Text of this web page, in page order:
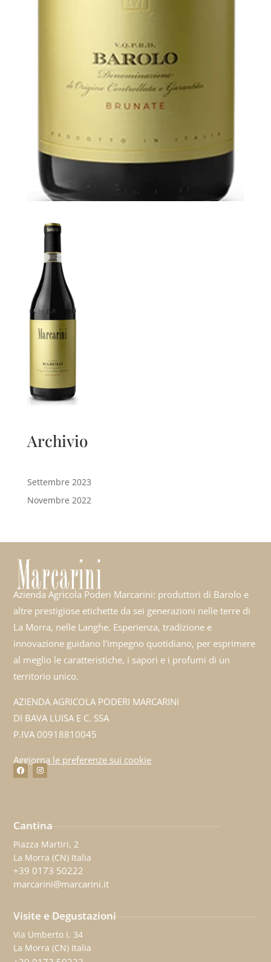
Archivio
Settembre 2023
Novembre 2022
Azienda Agricola Poderi Marcarini: produttori di Barolo e
altre prestigiose etichette da sei generazioni nelle terre di
La Morra, nelle Langhe. Esperienza, tradizione e
innovazione guidano l’impegno quotidiano, per esprimere
al meglio le caratteristiche, i sapori e i profumi di un
territorio unico.
AZIENDA AGRICOLA PODERI MARCARINI
DI BAVA LUISA E C. SSA
P.IVA 00918810045
Aggiorna le preferenze sui cookie
Cantina
Piazza Martiri, 2
La Morra (CN) Italia
+39 0173 50222
marcarini@marcarini.it
Visite e Degustazioni
Via Umberto I, 34
La Morra (CN) Italia